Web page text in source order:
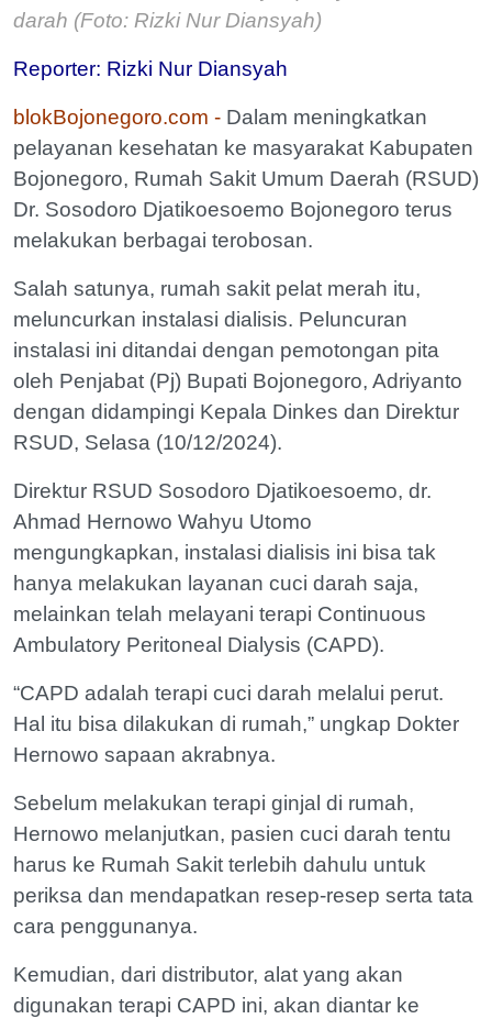
darah (Foto: Rizki Nur Diansyah)
Reporter: Rizki Nur Diansyah
blokBojonegoro.com - Dalam meningkatkan
pelayanan kesehatan ke masyarakat Kabupaten
Bojonegoro, Rumah Sakit Umum Daerah (RSUD)
Dr. Sosodoro Djatikoesoemo Bojonegoro terus
melakukan berbagai terobosan.
Salah satunya, rumah sakit pelat merah itu,
meluncurkan instalasi dialisis. Peluncuran
instalasi ini ditandai dengan pemotongan pita
oleh Penjabat (Pj) Bupati Bojonegoro, Adriyanto
dengan didampingi Kepala Dinkes dan Direktur
RSUD, Selasa (10/12/2024).
Direktur RSUD Sosodoro Djatikoesoemo, dr.
Ahmad Hernowo Wahyu Utomo
mengungkapkan, instalasi dialisis ini bisa tak
hanya melakukan layanan cuci darah saja,
melainkan telah melayani terapi Continuous
Ambulatory Peritoneal Dialysis (CAPD).
“CAPD adalah terapi cuci darah melalui perut.
Hal itu bisa dilakukan di rumah,” ungkap Dokter
Hernowo sapaan akrabnya.
Sebelum melakukan terapi ginjal di rumah,
Hernowo melanjutkan, pasien cuci darah tentu
harus ke Rumah Sakit terlebih dahulu untuk
periksa dan mendapatkan resep-resep serta tata
cara penggunanya.
Kemudian, dari distributor, alat yang akan
digunakan terapi CAPD ini, akan diantar ke